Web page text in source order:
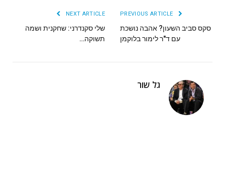
סקס סביב השעון? אהבה נושכת
עם ד"ר לימור בלוקמן
NEXT ARTICLE
שלי סקנדרני: שחקנית ושמה
תשוקה…
גל שור